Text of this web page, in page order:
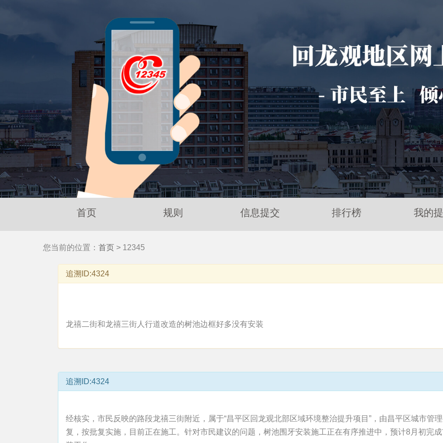
首页 规则 信息提交 排行榜 我的
您当前的位置： 首页 > 12345
追溯ID:4324
龙禧二街和龙禧三街人行道改造的树池边框好多没有安装
追溯ID:4324
经核实，市民反映的路段龙禧三街附近，属于“昌平区回龙观北部区域环境整治提升项目”，由昌平区城市管
复，按批复实施，目前正在施工。针对市民建议的问题，树池围牙安装施工正在有序推进中，预计8月初完